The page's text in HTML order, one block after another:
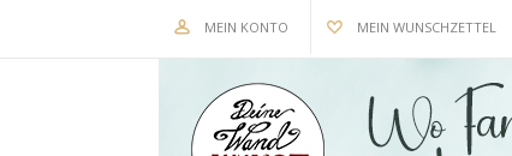
MEIN KONTO MEIN WUNSCHZETTEL